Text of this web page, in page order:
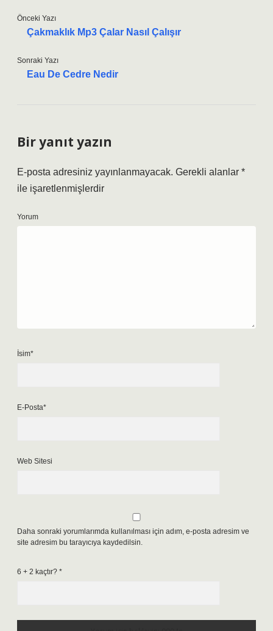
Önceki Yazı
Çakmaklık Mp3 Çalar Nasıl Çalışır
Sonraki Yazı
Eau De Cedre Nedir
Bir yanıt yazın
E-posta adresiniz yayınlanmayacak. Gerekli alanlar *
ile işaretlenmişlerdir
Yorum
İsim*
E-Posta*
Web Sitesi
Daha sonraki yorumlarımda kullanılması için adım, e-posta adresim ve
site adresim bu tarayıcıya kaydedilsin.
6 + 2 kaçtır? *